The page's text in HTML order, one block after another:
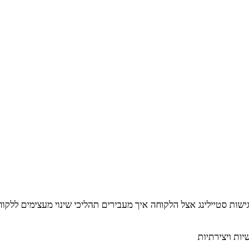
סטיילינג אצל הלקוחה איך מעבירים תהליכי שינוי מעצימים
ויצירתיות